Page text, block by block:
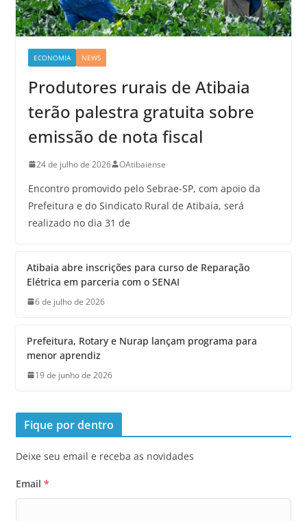
ECONOMIA NEWS
Produtores rurais de Atibaia
terão palestra gratuita sobre
emissão de nota fiscal
24 de julho de 2026 OAtibaiense
Encontro promovido pelo Sebrae-SP, com apoio da
Prefeitura e do Sindicato Rural de Atibaia, será
realizado no dia 31 de
Atibaia abre inscrições para curso de Reparação
Elétrica em parceria com o SENAI
6 de julho de 2026
Prefeitura, Rotary e Nurap lançam programa para
menor aprendiz
19 de junho de 2026
Fique por dentro
Deixe seu email e receba as novidades
Email *